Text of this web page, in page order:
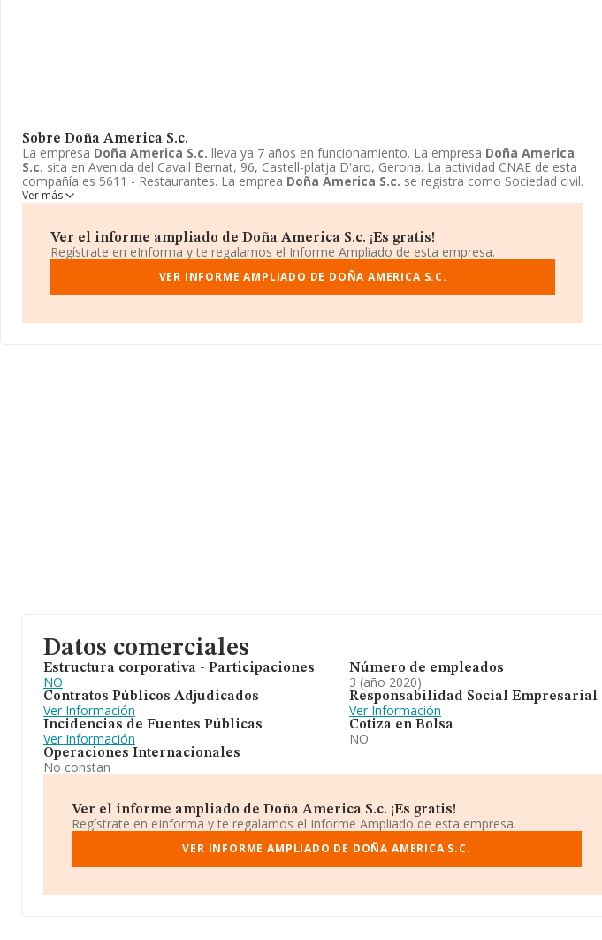
Sobre Doña America S.c.
La empresa Doña America S.c. lleva ya 7 años en funcionamiento. La empresa Doña America
S.c. sita en Avenida del Cavall Bernat, 96, Castell-platja D'aro, Gerona. La actividad CNAE de esta
compañía es 5611 - Restaurantes. La emprea Doña America S.c. se registra como Sociedad civil.
Ver más
Ver el informe ampliado de Doña America S.c. ¡Es gratis!
Regístrate en eInforma y te regalamos el Informe Ampliado de esta empresa.
VER INFORME AMPLIADO DE DOÑA AMERICA S.C.
Datos comerciales
Estructura corporativa - Participaciones
NO
Contratos Públicos Adjudicados
Ver Información
Incidencias de Fuentes Públicas
Ver Información
Operaciones Internacionales
No constan
Número de empleados
3 (año 2020)
Responsabilidad Social Empresarial
Ver Información
Cotiza en Bolsa
NO
Ver el informe ampliado de Doña America S.c. ¡Es gratis!
Regístrate en eInforma y te regalamos el Informe Ampliado de esta empresa.
VER INFORME AMPLIADO DE DOÑA AMERICA S.C.